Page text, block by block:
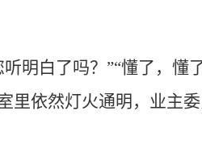
明白了吗？”“懂了，懂
里依然灯火通明，业主